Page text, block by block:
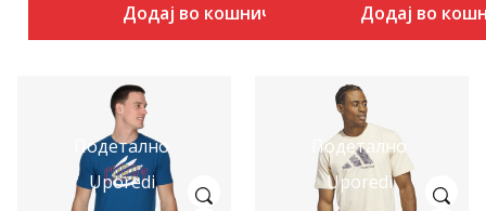
Додај во кошничка Додај во
Подетално
Uporedi
Подетално
Uporedi